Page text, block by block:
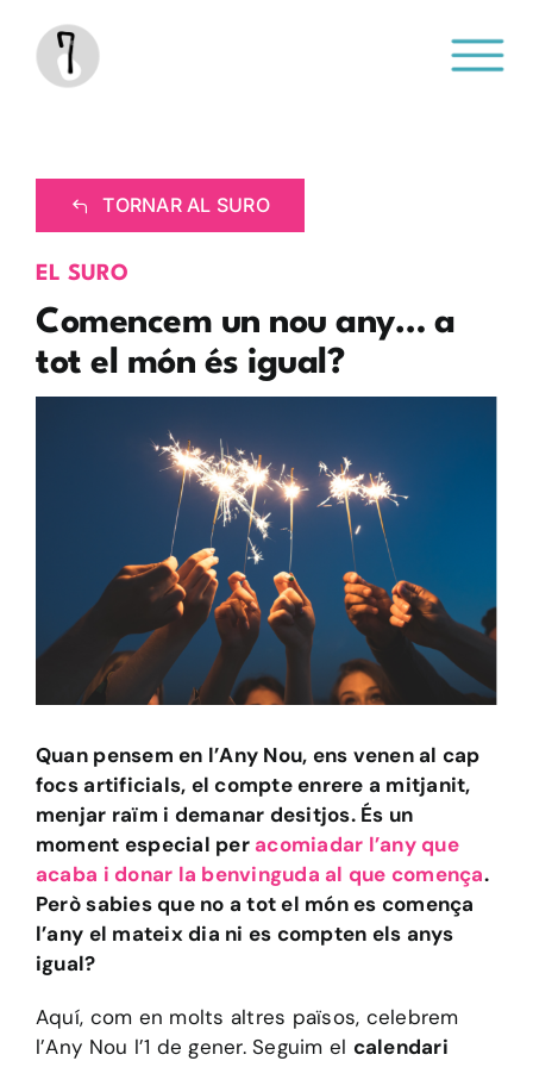
contenido
TORNAR AL SURO
EL SURO
Comencem un nou any… a
tot el món és igual?
Quan pensem en l’Any Nou, ens venen al cap
focs artificials, el compte enrere a mitjanit,
menjar raïm i demanar desitjos. És un
moment especial peracomiadar l’any que
acaba i donar la benvinguda al que comença.
Però sabies que no a tot el món es comença
l’any el mateix dia ni es compten els anys
igual?
Aquí, com en molts altres països, celebrem
l’Any Nou l’1 de gener. Seguim el calendari